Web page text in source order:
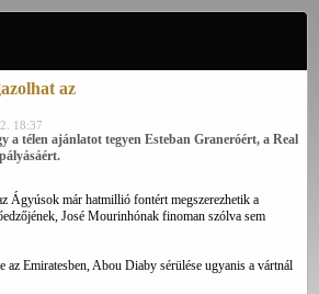
az
18:37
a télen ajánlatot tegyen Esteban Graneróért, a Real
Ágyúsok már hatmillió fontért megszerezhetik a
José Mourinhónak finoman szólva sem
az Emiratesben, Abou Diaby sérülése ugyanis a vártnál